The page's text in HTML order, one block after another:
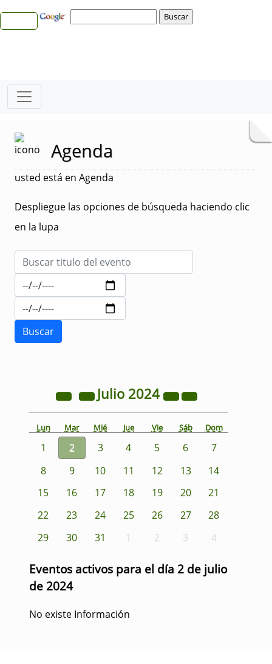
Agenda
usted está en Agenda
Despliegue las opciones de búsqueda haciendo clic
en la lupa
Julio 2024
Lun Mar Mié Jue Vie Sáb Dom
1 2 3 4 5 6
7
8
9 10 11 12 13
14
15
16 17 18 19 20
21
22
23 24 25 26 27
28
29
30 31 1 2 3 4
Eventos activos para el día 2 de julio
de 2024
No existe Información